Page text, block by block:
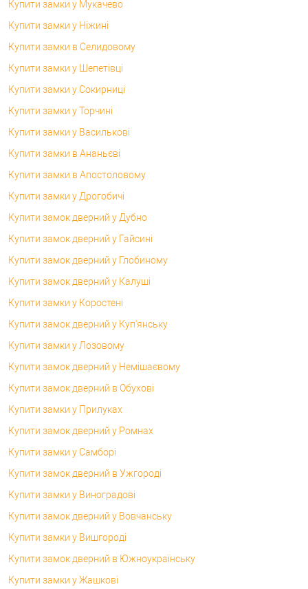
Купити замки у Мукачево
Купити замки у Ніжині
Купити замки в Селидовому
Купити замки у Шепетівці
Купити замки у Сокирниці
Купити замки у Торчині
Купити замки у Василькові
Купити замки в Ананьєві
Купити замки в Апостоловому
Купити замки у Дрогобичі
Купити замок дверний у Дубно
Купити замок дверний у Гайсині
Купити замок дверний у Глобиному
Купити замок дверний у Калуші
Купити замки у Коростені
Купити замок дверний у Куп'янську
Купити замки у Лозовому
Купити замок дверний у Немішаєвому
Купити замок дверний в Обухові
Купити замки у Прилуках
Купити замок дверний у Ромнах
Купити замки у Самборі
Купити замок дверний в Ужгороді
Купити замки у Виноградові
Купити замок дверний у Вовчанську
Купити замки у Вишгороді
Купити замок дверний в Южноукраїнську
Купити замки у Жашкові